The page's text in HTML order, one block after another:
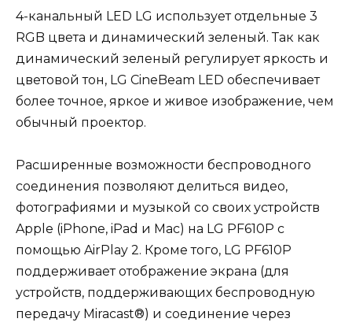
4-канальный LED LG использует отдельные 3
RGB цвета и динамический зеленый. Так как
динамический зеленый регулирует яркость и
цветовой тон, LG CineBeam LED обеспечивает
более точное, яркое и живое изображение, чем
обычный проектор.
Расширенные возможности беспроводного
соединения позволяют делиться видео,
фотографиями и музыкой со своих устройств
Apple (iPhone, iPad и Mac) на LG PF610P с
помощью AirPlay 2. Кроме того, LG PF610P
поддерживает отображение экрана (для
устройств, поддерживающих беспроводную
передачу Miracast®) и соединение через